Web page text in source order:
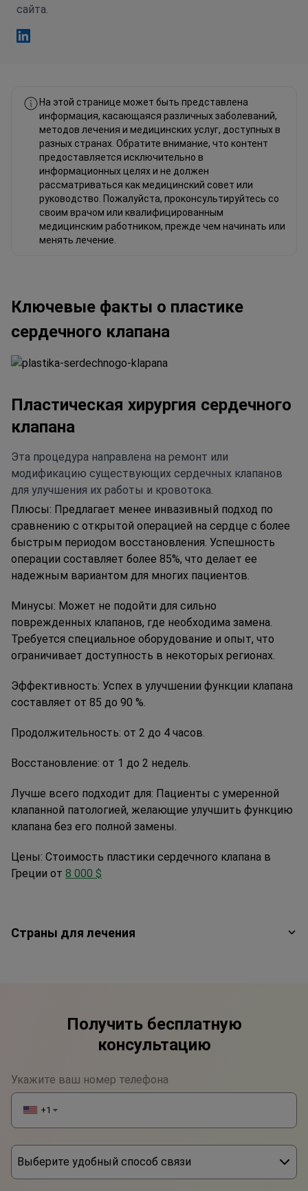
сайта.
На этой странице может быть представлена
информация, касающаяся различных заболеваний,
методов лечения и медицинских услуг, доступных в
разных странах. Обратите внимание, что контент
предоставляется исключительно в
информационных целях и не должен
рассматриваться как медицинский совет или
руководство. Пожалуйста, проконсультируйтесь со
своим врачом или квалифицированным
медицинским работником, прежде чем начинать или
менять лечение.
Ключевые факты о пластике
сердечного клапана
Пластическая хирургия сердечного
клапана
Эта процедура направлена на ремонт или
модификацию существующих сердечных клапанов
для улучшения их работы и кровотока.
Плюсы: Предлагает менее инвазивный подход по
сравнению с открытой операцией на сердце с более
быстрым периодом восстановления. Успешность
операции составляет более 85%, что делает ее
надежным вариантом для многих пациентов.
Минусы: Может не подойти для сильно
поврежденных клапанов, где необходима замена.
Требуется специальное оборудование и опыт, что
ограничивает доступность в некоторых регионах.
Эффективность: Успех в улучшении функции клапана
составляет от 85 до 90 %.
Продолжительность: от 2 до 4 часов.
Восстановление: от 1 до 2 недель.
Лучше всего подходит для: Пациенты с умеренной
клапанной патологией, желающие улучшить функцию
клапана без его полной замены.
Цены: Стоимость пластики сердечного клапана в
Греции от 8 000 $
Страны для лечения
Получить бесплатную
консультацию
Укажите ваш номер телефона
+1 ▼
Выберите удобный способ связи